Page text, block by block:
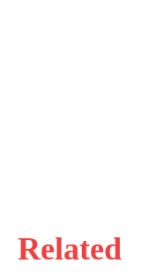
Related